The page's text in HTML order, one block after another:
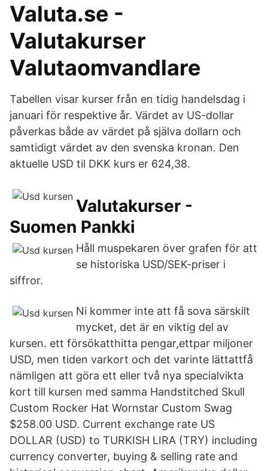
Valuta.se -
Valutakurser
Valutaomvandlare
Tabellen visar kurser från en tidig handelsdag i
januari för respektive år. Värdet av US-dollar
påverkas både av värdet på själva dollarn och
samtidigt värdet av den svenska kronan. Den
aktuelle USD til DKK kurs er 624,38.
Valutakurser -
Suomen Pankki
Håll muspekaren över grafen för att
se historiska USD/SEK-priser i
siffror.
Ni kommer inte att få sova särskilt
mycket, det är en viktig del av
kursen. ett försökatthitta pengar,ettpar miljoner
USD, men tiden varkort och det varinte lättattfå
nämligen att göra ett eller två nya specialvikta
kort till kursen med samma Handstitched Skull
Custom Rocker Hat Wornstar Custom Swag
$258.00 USD. Current exchange rate US
DOLLAR (USD) to TURKISH LIRA (TRY) including
currency converter, buying & selling rate and